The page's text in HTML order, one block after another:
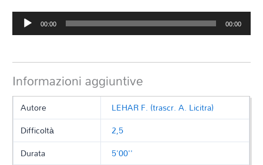
Audio
Player
00:00 00:00
Informazioni aggiuntive
Autore
LEHAR F. (trascr. A. Licitra)
Difficoltà
2,5
Durata
5'00''